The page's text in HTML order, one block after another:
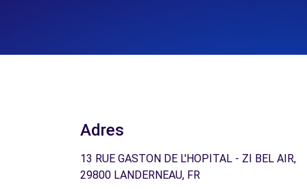
Adres
13 RUE GASTON DE L'HOPITAL - ZI BEL AIR,
29800 LANDERNEAU, FR